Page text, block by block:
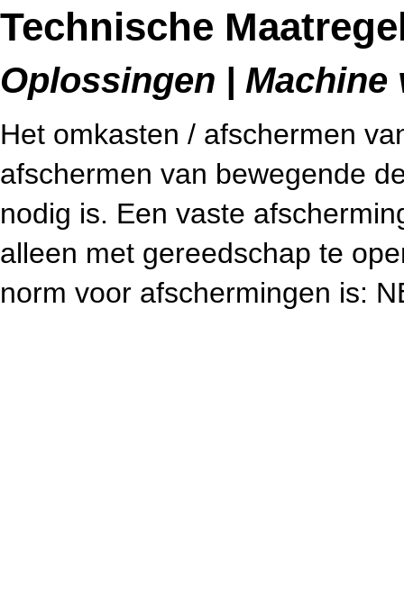
Technische
Oplossingen |
Het omkasten / afschermen
afschermen van bewegende
nodig is. Een vaste
alleen met gereedschap te
norm voor afschermingen is: